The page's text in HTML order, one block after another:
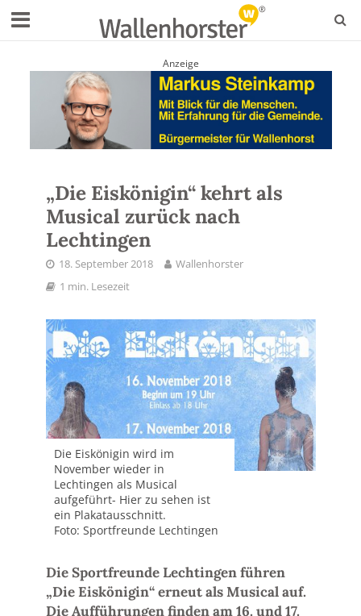
Anzeige
„Die Eiskönigin“ kehrt als
Musical zurück nach
Lechtingen
18. September 2018
Wallenhorster
1 min. Lesezeit
Die Eiskönigin wird im
November wieder in
Lechtingen als Musical
aufgeführt- Hier zu sehen ist
ein Plakatausschnitt.
Foto: Sportfreunde Lechtingen
Die Sportfreunde Lechtingen führen
„Die Eiskönigin“ erneut als Musical auf.
Die Aufführungen finden am 16. und 17.